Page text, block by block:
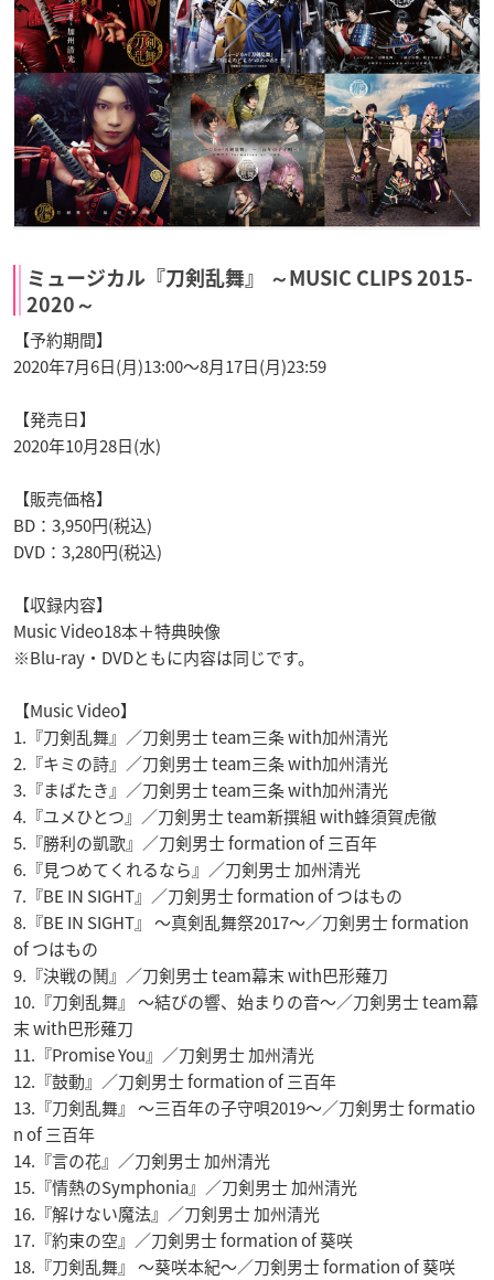
ミュージカル『刀剣乱舞』 ～MUSIC CLIPS 2015-
2020～
【予約期間】
2020年7月6日(月)13:00～8月17日(月)23:59
【発売日】
2020年10月28日(水)
【販売価格】
BD：3,950円(税込)
DVD：3,280円(税込)
【収録内容】
Music Video18本＋特典映像
※Blu-ray・DVDともに内容は同じです。
【Music Video】
1.『刀剣乱舞』／刀剣男士 team三条 with加州清光
2.『キミの詩』／刀剣男士 team三条 with加州清光
3.『まばたき』／刀剣男士 team三条 with加州清光
4.『ユメひとつ』／刀剣男士 team新撰組 with蜂須賀虎徹
5.『勝利の凱歌』／刀剣男士 formation of 三百年
6.『見つめてくれるなら』／刀剣男士 加州清光
7.『BE IN SIGHT』／刀剣男士 formation of つはもの
8.『BE IN SIGHT』 ～真剣乱舞祭2017～／刀剣男士 formation
of つはもの
9.『決戦の鬨』／刀剣男士 team幕末 with巴形薙刀
10.『刀剣乱舞』 ～結びの響、始まりの音～／刀剣男士 team幕
末 with巴形薙刀
11.『Promise You』／刀剣男士 加州清光
12.『鼓動』／刀剣男士 formation of 三百年
13.『刀剣乱舞』 ～三百年の子守唄2019～／刀剣男士 formatio
n of 三百年
14.『言の花』／刀剣男士 加州清光
15.『情熱のSymphonia』／刀剣男士 加州清光
16.『解けない魔法』／刀剣男士 加州清光
17.『約束の空』／刀剣男士 formation of 葵咲
18.『刀剣乱舞』 ～葵咲本紀～／刀剣男士 formation of 葵咲